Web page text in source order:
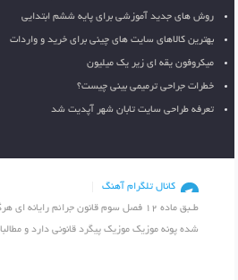
روش های جدید آموزشی برای پایه ششم ابتدایی
بهترین کالاهای سایت های چینی برای خرید و واردات
میکروفون یقه ای زیر یک میلیون
خطرات جراحی ترمیمی بینی چیست؟
تعرفه طراحی سایت تابان شهر آپدیت شد
کانال تلگرام آهنگ
طـبق ماده 12 فصل سوم قانون جرائم
شده پونه موزیک موزیک پیگرد قانونی دارد و